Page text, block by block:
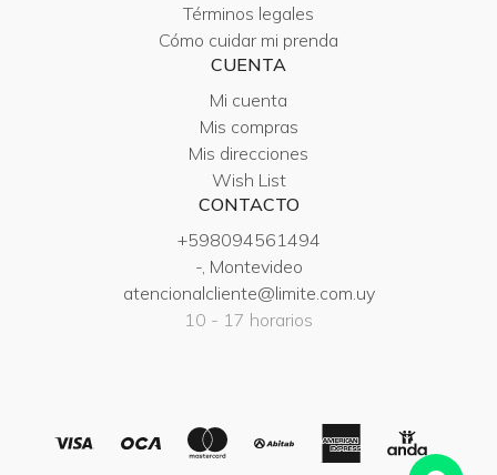
Términos legales
Cómo cuidar mi prenda
CUENTA
Mi cuenta
Mis compras
Mis direcciones
Wish List
CONTACTO
+598094561494
-, Montevideo
atencionalcliente@limite.com.uy
10 - 17 horarios